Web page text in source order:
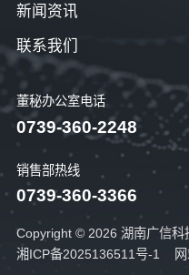
董秘办公室电话
0739-360-2248
销售部热线
0739-360-3366
新闻资讯
联系我们
Copyright © 2026 湖南广信科
湘ICP备2025136511号-1